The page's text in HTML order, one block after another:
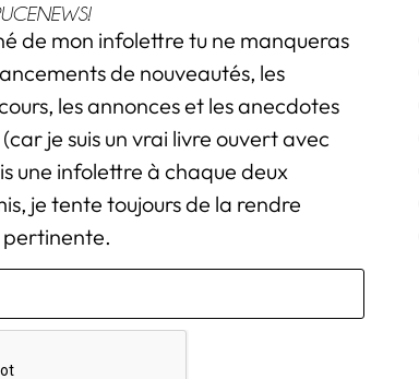
de mon infolettre tu ne manqueras
de nouveautés, les
les annonces et les anecdotes
je suis un vrai livre ouvert avec
une infolettre à chaque deux
je tente toujours de la rendre